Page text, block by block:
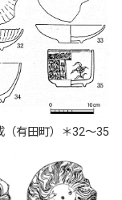
（有田町）＊32〜35